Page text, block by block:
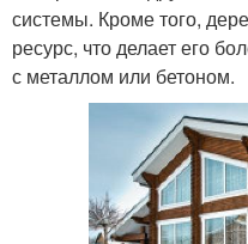
системы. Кроме того,
ресурс, что делает его
с металлом или бетоном.